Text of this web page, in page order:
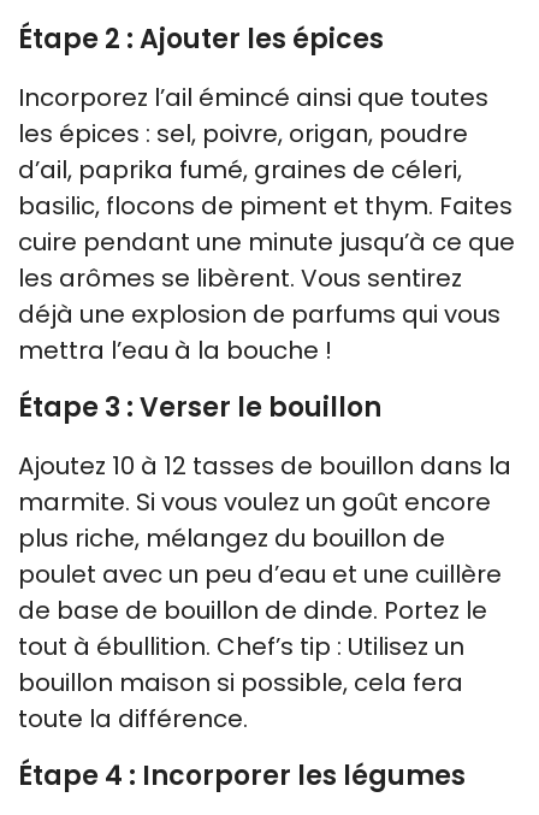
Étape 2 : Ajouter les épices
Incorporez l’ail émincé ainsi que toutes
les épices : sel, poivre, origan, poudre
d’ail, paprika fumé, graines de céleri,
basilic, flocons de piment et thym. Faites
cuire pendant une minute jusqu’à ce que
les arômes se libèrent. Vous sentirez
déjà une explosion de parfums qui vous
mettra l’eau à la bouche !
Étape 3 : Verser le bouillon
Ajoutez 10 à 12 tasses de bouillon dans la
marmite. Si vous voulez un goût encore
plus riche, mélangez du bouillon de
poulet avec un peu d’eau et une cuillère
de base de bouillon de dinde. Portez le
tout à ébullition. Chef’s tip : Utilisez un
bouillon maison si possible, cela fera
toute la différence.
Étape 4 : Incorporer les légumes